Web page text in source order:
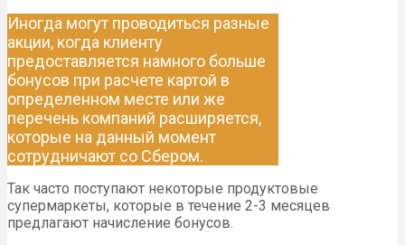
Иногда могут проводиться разные
акции, когда клиенту
предоставляется намного больше
бонусов при расчете картой в
определенном месте или же
перечень компаний расширяется,
которые на данный момент
сотрудничают со Сбером.
Так часто поступают некоторые продуктовые
супермаркеты, которые в течение 2-3 месяцев
предлагают начисление бонусов.